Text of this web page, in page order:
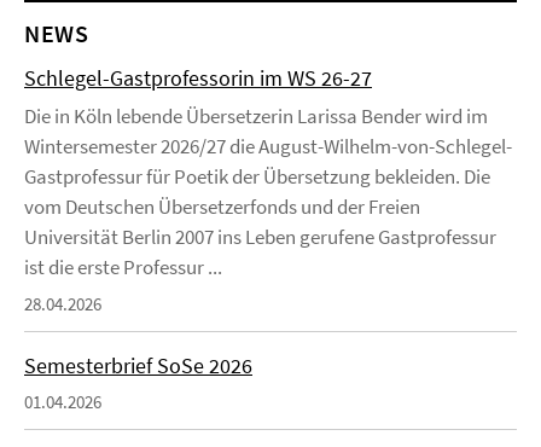
NEWS
Schlegel-Gastprofessorin im WS 26-27
Die in Köln lebende Übersetzerin Larissa Bender wird im
Wintersemester 2026/27 die August-Wilhelm-von-Schlegel-
Gastprofessur für Poetik der Übersetzung bekleiden. Die
vom Deutschen Übersetzerfonds und der Freien
Universität Berlin 2007 ins Leben gerufene Gastprofessur
ist die erste Professur ...
28.04.2026
Semesterbrief SoSe 2026
01.04.2026